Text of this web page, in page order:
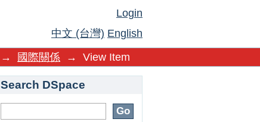
Login
中文 (台灣) English
→ 國際關係 → View Item
Search DSpace